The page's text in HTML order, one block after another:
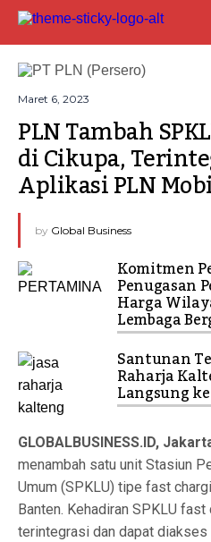
Maret 6, 2023
PLN Tambah
di Cikupa,
Aplikasi PLN
by Global Business
Komitmen
Penugasan
Harga
Lembaga
Santunan
Raharja
Langsung
GLOBALBUSINESS.ID,
menambah satu unit Stasiun
Umum (SPKLU) tipe fast
Banten. Kehadiran SPKLU
terintegrasi dan dapat